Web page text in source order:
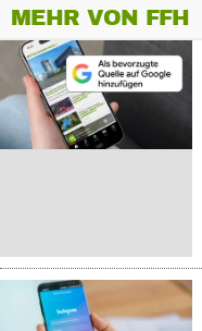
MEHR VON FFH